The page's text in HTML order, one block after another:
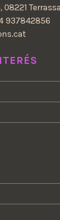
08221
937842856